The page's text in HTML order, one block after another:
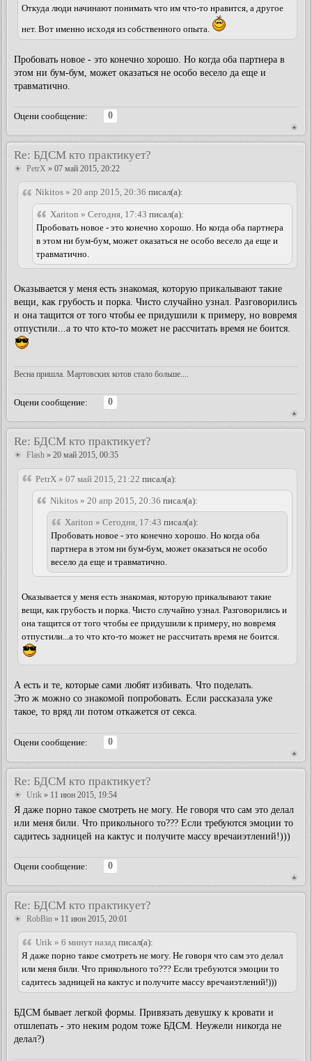
Откуда люди начинают понимать что им что-то нравится, а другое
нет. Вот именно исходя из собственного опыта.
Пробовать новое - это конечно хорошо. Но когда оба партнера в
этом ни бум-бум, может оказаться не особо весело да еще и
травматично.
Оцени сообщение:
0
Re: БДСМ кто практикует?
PetrX » 07 май 2015, 20:22
Nikitos » 20 апр 2015, 20:36 писал(а):
Xariton » Сегодня, 17:43 писал(а):
Пробовать новое - это конечно хорошо. Но когда оба партнера
в этом ни бум-бум, может оказаться не особо весело да еще и
травматично.
Оказывается у меня есть знакомая, которую прикалывают такие
вещи, как грубость и порка. Чисто случайно узнал. Разговорились
и она тащится от того чтобы ее придушили к примеру, но вовремя
отпустили...а то что кто-то может не рассчитать время не боится.
Весна пришла. Мартовских котов стало больше....
Оцени сообщение:
0
Re: БДСМ кто практикует?
Flash » 20 май 2015, 00:35
PetrX » 07 май 2015, 21:22 писал(а):
Nikitos » 20 апр 2015, 20:36 писал(а):
Xariton » Сегодня, 17:43 писал(а):
Пробовать новое - это конечно хорошо. Но когда оба
партнера в этом ни бум-бум, может оказаться не особо
весело да еще и травматично.
Оказывается у меня есть знакомая, которую прикалывают такие
вещи, как грубость и порка. Чисто случайно узнал. Разговорились и
она тащится от того чтобы ее придушили к примеру, но вовремя
отпустили...а то что кто-то может не рассчитать время не боится.
А есть и те, которые сами любят избивать. Что поделать.
Это ж можно со знакомой попробовать. Если рассказала уже
такое, то вряд ли потом откажется от секса.
Оцени сообщение:
0
Re: БДСМ кто практикует?
Urik » 11 июн 2015, 19:54
Я даже порно такое смотреть не могу. Не говоря что сам это делал
или меня били. Что прикольного то??? Если требуются эмоции то
садитесь задницей на кактус и получите массу вречаиэтлений!)))
Оцени сообщение:
0
Re: БДСМ кто практикует?
RobBin » 11 июн 2015, 20:01
Urik » 6 минут назад писал(а):
Я даже порно такое смотреть не могу. Не говоря что сам это делал
или меня били. Что прикольного то??? Если требуются эмоции то
садитесь задницей на кактус и получите массу вречаиэтлений!)))
БДСМ бывает легкой формы. Привязать девушку к кровати и
отшлепать - это неким родом тоже БДСМ. Неужели никогда не
делал?)